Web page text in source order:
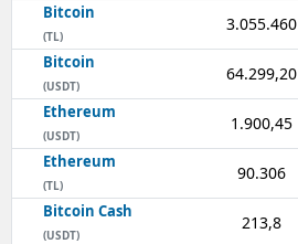
Bitcoin
(TL)
3.055.460
Bitcoin
(USDT)
64.299,20
Ethereum
(USDT)
1.900,45
Ethereum
(TL)
90.306
Bitcoin Cash
(USDT)
213,8